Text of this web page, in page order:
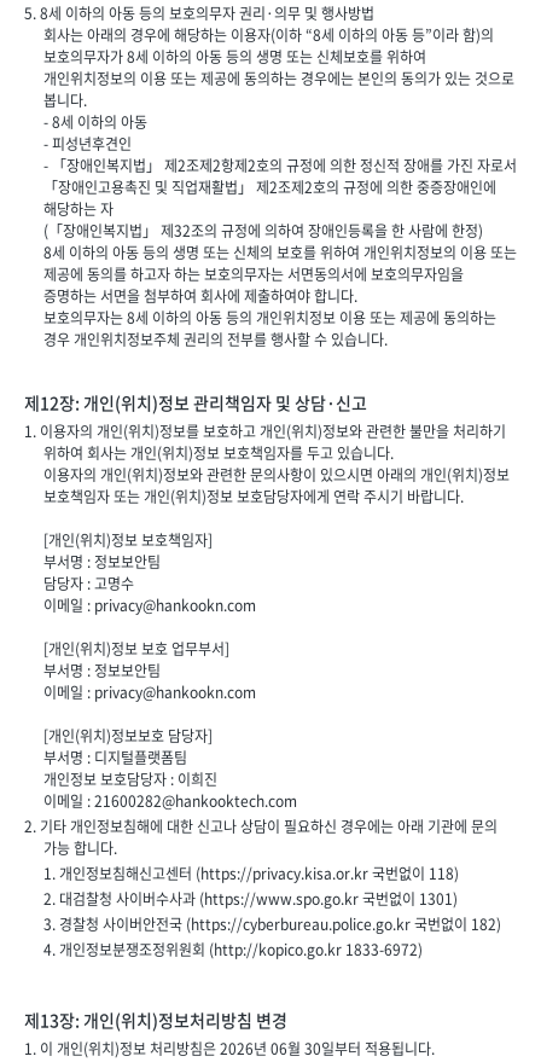
5. 8세 이하의 아동 등의 보호의무자 권리·의무 및 행사방법
회사는 아래의 경우에 해당하는 이용자(이하 “8세 이하의 아동 등”이라 함)의
보호의무자가 8세 이하의 아동 등의 생명 또는 신체보호를 위하여
개인위치정보의 이용 또는 제공에 동의하는 경우에는 본인의 동의가 있는 것으로
봅니다.
- 8세 이하의 아동
- 피성년후견인
- 「장애인복지법」 제2조제2항제2호의 규정에 의한 정신적 장애를 가진 자로서
「장애인고용촉진 및 직업재활법」 제2조제2호의 규정에 의한 중증장애인에
해당하는 자
(「장애인복지법」 제32조의 규정에 의하여 장애인등록을 한 사람에 한정)
8세 이하의 아동 등의 생명 또는 신체의 보호를 위하여 개인위치정보의 이용 또는
제공에 동의를 하고자 하는 보호의무자는 서면동의서에 보호의무자임을
증명하는 서면을 첨부하여 회사에 제출하여야 합니다.
보호의무자는 8세 이하의 아동 등의 개인위치정보 이용 또는 제공에 동의하는
경우 개인위치정보주체 권리의 전부를 행사할 수 있습니다.
제12장: 개인(위치)정보 관리책임자 및 상담·신고
1. 이용자의 개인(위치)정보를 보호하고 개인(위치)정보와 관련한 불만을 처리하기
위하여 회사는 개인(위치)정보 보호책임자를 두고 있습니다.
이용자의 개인(위치)정보와 관련한 문의사항이 있으시면 아래의 개인(위치)정보
보호책임자 또는 개인(위치)정보 보호담당자에게 연락 주시기 바랍니다.
[개인(위치)정보 보호책임자]
부서명 : 정보보안팀
담당자 : 고명수
이메일 : privacy@hankookn.com
[개인(위치)정보 보호 업무부서]
부서명 : 정보보안팀
이메일 : privacy@hankookn.com
[개인(위치)정보보호 담당자]
부서명 : 디지털플랫폼팀
개인정보 보호담당자 : 이희진
이메일 :21600282@hankooktech.com
2. 기타 개인정보침해에 대한 신고나 상담이 필요하신 경우에는 아래 기관에 문의
가능 합니다.
1. 개인정보침해신고센터 (https://privacy.kisa.or.kr국번없이 118)
2. 대검찰청 사이버수사과 (https://www.spo.go.kr국번없이 1301)
3. 경찰청 사이버안전국 (https://cyberbureau.police.go.kr국번없이 182)
4. 개인정보분쟁조정위원회 (http://kopico.go.kr 1833-6972)
제13장: 개인(위치)정보처리방침 변경
1. 이 개인(위치)정보 처리방침은2026년 06월 30일부터 적용됩니다.